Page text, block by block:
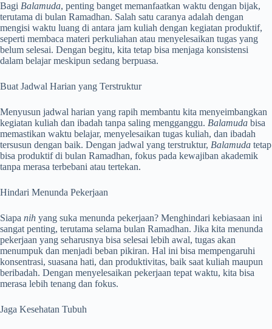
Bagi Balamuda, penting banget memanfaatkan waktu dengan bijak,
terutama di bulan Ramadhan. Salah satu caranya adalah dengan
mengisi waktu luang di antara jam kuliah dengan kegiatan produktif,
seperti membaca materi perkuliahan atau menyelesaikan tugas yang
belum selesai. Dengan begitu, kita tetap bisa menjaga konsistensi
dalam belajar meskipun sedang berpuasa.
Buat Jadwal Harian yang Terstruktur
Menyusun jadwal harian yang rapih membantu kita menyeimbangkan
kegiatan kuliah dan ibadah tanpa saling mengganggu. Balamuda bisa
memastikan waktu belajar, menyelesaikan tugas kuliah, dan ibadah
tersusun dengan baik. Dengan jadwal yang terstruktur, Balamuda tetap
bisa produktif di bulan Ramadhan, fokus pada kewajiban akademik
tanpa merasa terbebani atau tertekan.
Hindari Menunda Pekerjaan
Siapa nih yang suka menunda pekerjaan? Menghindari kebiasaan ini
sangat penting, terutama selama bulan Ramadhan. Jika kita menunda
pekerjaan yang seharusnya bisa selesai lebih awal, tugas akan
menumpuk dan menjadi beban pikiran. Hal ini bisa mempengaruhi
konsentrasi, suasana hati, dan produktivitas, baik saat kuliah maupun
beribadah. Dengan menyelesaikan pekerjaan tepat waktu, kita bisa
merasa lebih tenang dan fokus.
Jaga Kesehatan Tubuh